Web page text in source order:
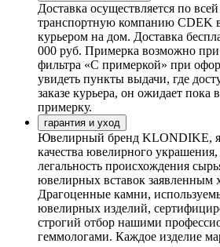
Доставка осуществляется по
транспортную компанию CDEK
курьером на дом. Доставка
000 руб. Примерка возможно при
фильтра «С примеркой» при
увидеть пункты выдачи, где
заказе курьера, он ожидает пока
примерку.
гарантия и уход
Ювелирный бренд KLONDIKE,
качества ювелирного
легальность происхождения
ювелирных вставок заявленным
Драгоценные камни,
ювелирных изделий,
строгий отбор нашими
геммологами. Каждое изделие